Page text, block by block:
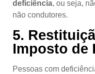
deficiência, ou seja,
não condutores.
5.
Imposto de
Pessoas com